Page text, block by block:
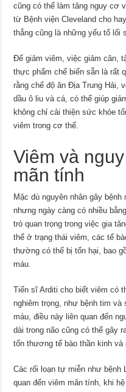
cũng có thể làm tăng nguy cơ
từ Bệnh viện Cleveland cho
thẳng cũng là những yếu tố lối
Để giảm viêm, việc giảm cân,
thực phẩm chế biến sẵn là rất
rằng chế độ ăn Địa Trung Hải,
dầu ô liu và cá, có thể giúp
không chỉ cải thiện sức khỏe
viêm trong cơ thể.
Viêm và
mãn tính
Mặc dù nguyên nhân gây
nhưng ngày càng có nhiều
trò quan trọng trong việc gia
thể ở trạng thái viêm, các tế
thường có thể bị tổn hại, bao
máu.
Tiến sĩ Arditi cho biết viêm có
nghiêm trọng, như bệnh tim và
máu, điều này liên quan đến
dài trong não cũng có thể gây
tổn thương tế bào thần kinh và
Các rối loạn tự miễn như bệnh
quan đến viêm mãn tính, khi